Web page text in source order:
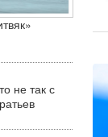
не так с